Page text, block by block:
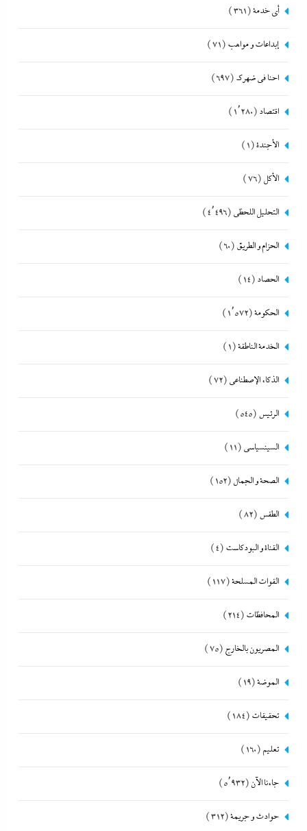
أي خدمة(361)
إبداعات و مواهب (71)
احنا في ضهرك (697)
اقتصاد (1٬280)
الأجندة(1)
الأكل (76)
التحليل اللحظي (4٬496)
الحزام و الطريق (60)
الحصاد (14)
الحكومة(1٬572)
الخدمة الناطقة(1)
الذكاء الإصطناعي (72)
الرئيس (545)
السينسياسي (11)
الصحة و الجمال (152)
الطقس (82)
القناة و البودكاست (4)
القوات المسلحة(117)
المحافظات (214)
المصريون بالخارج (75)
الموضة(19)
تحقيقات (184)
تعليم (160)
جاءنا الآن (5٬932)
حوادث و جريمة(312)